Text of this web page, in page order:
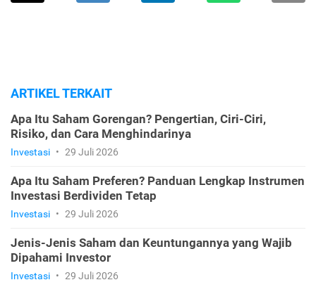
ARTIKEL TERKAIT
Apa Itu Saham Gorengan? Pengertian, Ciri-Ciri,
Risiko, dan Cara Menghindarinya
Investasi • 29 Juli 2026
Apa Itu Saham Preferen? Panduan Lengkap Instrumen
Investasi Berdividen Tetap
Investasi • 29 Juli 2026
Jenis-Jenis Saham dan Keuntungannya yang Wajib
Dipahami Investor
Investasi • 29 Juli 2026